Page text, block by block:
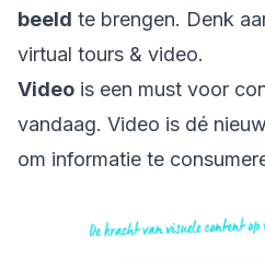
beeld te brengen. Denk
virtual tours & video.
Video is een must voor
vandaag. Video is dé
om informatie te